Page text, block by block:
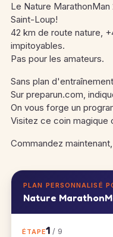
Le Nature
Saint-Loup!
42 km de route nature,
impitoyables.
Pas pour les amateurs.
Sans plan
Sur preparun.com,
On vous forge un
Visitez ce coin magique
Commandez
PLAN PERSONNALISÉ
Nature
ÉTAPE1 / 9